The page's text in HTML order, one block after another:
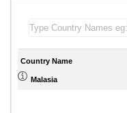
Country Name
Malasia